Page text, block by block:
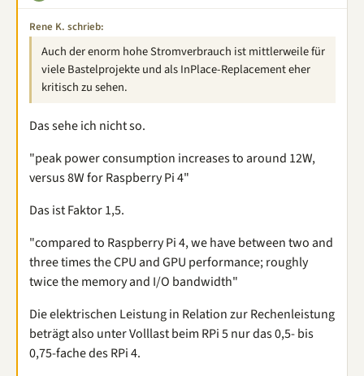
Rene K. schrieb:
Auch der enorm hohe Stromverbrauch ist mittlerweile für
viele Bastelprojekte und als InPlace-Replacement eher
kritisch zu sehen.
Das sehe ich nicht so.
"peak power consumption increases to around 12W,
versus 8W for Raspberry Pi 4"
Das ist Faktor 1,5.
"compared to Raspberry Pi 4, we have between two and
three times the CPU and GPU performance; roughly
twice the memory and I/O bandwidth"
Die elektrischen Leistung in Relation zur Rechenleistung
beträgt also unter Volllast beim RPi 5 nur das 0,5- bis
0,75-fache des RPi 4.